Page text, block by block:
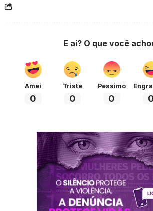
E ai? O que você
Amei
0
Triste
0
Péssimo
0 0